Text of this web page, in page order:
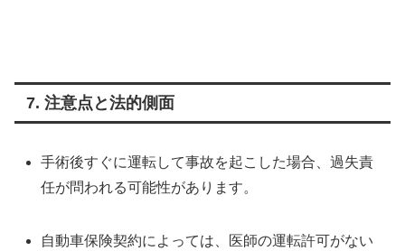
7. 注意点と法的側面
手術後すぐに運転して事故を起こした場合、過失責
任が問われる可能性があります。
自動車保険契約によっては、医師の運転許可がない